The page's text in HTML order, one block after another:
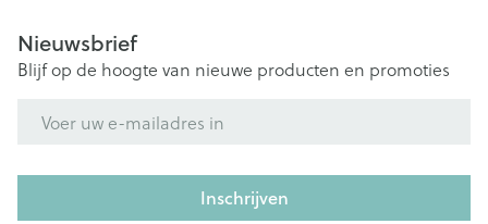
Nieuwsbrief
Blijf op de hoogte van nieuwe producten en promoties
Inschrijven